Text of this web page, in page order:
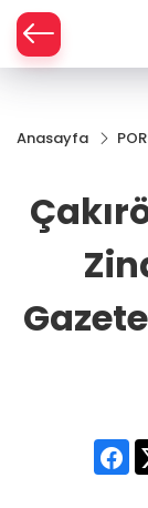
Anasayfa